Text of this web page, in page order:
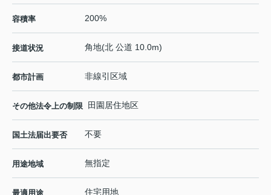
容積率 200%
接道状況 角地(北 公道 10.0m)
都市計画 非線引区域
その他法令上の制限 田園居住地区
国土法届出要否 不要
用途地域 無指定
最適用途 住宅用地